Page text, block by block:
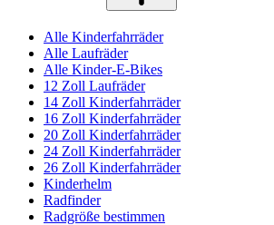
Alle Kinderfahrräder
Alle Laufräder
Alle Kinder-E-Bikes
12 Zoll Laufräder
14 Zoll Kinderfahrräder
16 Zoll Kinderfahrräder
20 Zoll Kinderfahrräder
24 Zoll Kinderfahrräder
26 Zoll Kinderfahrräder
Kinderhelm
Radfinder
Radgröße bestimmen